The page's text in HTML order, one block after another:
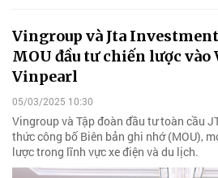
Vingroup và Jta
MOU đầu tư chiến lược vào
Vinpearl
05/03/2025 10:30
Vingroup và Tập đoàn đầu tư toàn cầu
thức công bố Biên bản ghi nhớ (MOU),
lược trong lĩnh vực xe điện và du lịch.